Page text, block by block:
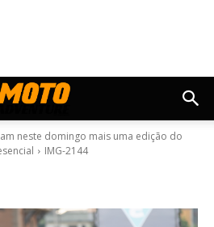
neste domingo mais uma edição do
IMG-2144